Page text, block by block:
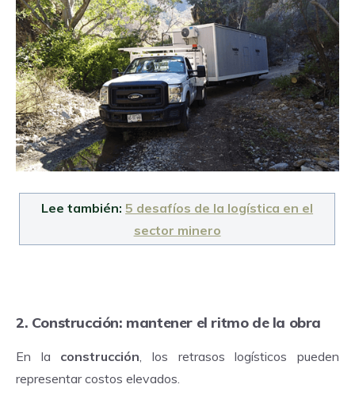
Lee también: 5 desafíos de la logística en el
sector minero
2. Construcción: mantener el ritmo de la obra
En la construcción , los retrasos logísticos pueden
representar costos elevados.